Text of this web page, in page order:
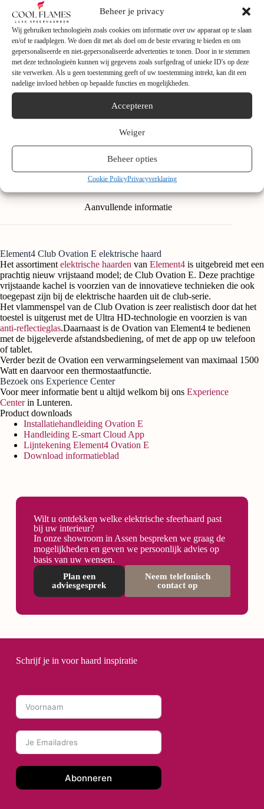
Beheer je privacy
Wij gebruiken technologieën zoals cookies om informatie over uw apparaat op te slaan
en/of te raadplegen. We doen dit met als doel om de beste ervaring te bieden en om
gepersonaliseerde en niet-gepersonaliseerde advertenties te tonen. Door in te stemmen
met deze technologieën kunnen wij gegevens zoals surfgedrag of unieke ID's op deze
site verwerken. Als u geen toestemming geeft of uw toestemming intrekt, kan dit een
nadelige invloed hebben op bepaalde functies en mogelijkheden.
Accepteren
Weiger
Beheer opties
Cookie PolicyPrivacyverklaring
Beschrijving
Aanvullende informatie
Element4 Club Ovation E elektrische haard
Het assortimentelektrische haarden van Element4 is uitgebreid met een
prachtig nieuw vrijstaand model; de Club Ovation E. Deze prachtige
vrijstaande kachel is voorzien van de innovatieve technieken die ook
toegepast zijn bij de elektrische haarden uit de club-serie.
Het vlammenspel van de Club Ovation is zeer realistisch door dat het
toestel is uitgerust met de Ultra HD-technologie en voorzien is van
anti-reflectieglas.Daarnaast is de Ovation van Element4 te bedienen
met de bijgeleverde afstandsbediening, of met de app op uw telefoon
of tablet.
Verder bezit de Ovation een verwarmingselement van maximaal 1500
Watt en daarvoor een thermostaatfunctie.
Bezoek ons Experience Center
Voor meer informatie bent u altijd welkom bij ons Experience
Centerin Lunteren.
Product downloads
Installatiehandleiding Ovation E
Handleiding E-smart Cloud App
Lijntekening Element4 Ovation E
Download informatieblad
Wilt u ontdekken welke elektrische sfeerhaard past
bij uw interieur?
In onze showroom in Assen bespreken we graag de
mogelijkheden en geven we persoonlijk advies op
basis van uw wensen.
Plan een
adviesgesprek
Neem telefonisch
contact op
Schrijf je in voor haard inspiratie
Abonneren